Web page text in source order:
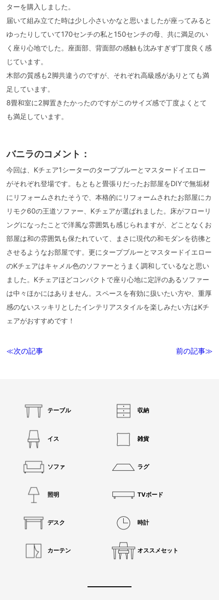
ターを購入しました。
届いて組み立てた時は少し小さいかなと思いましたが座ってみると
ゆったりしていて170センチの私と150センチの母、共に満足のい
く座り心地でした。座面部、背面部の感触も沈みすぎず丁度良く感
じています。
木部の質感も2脚共違うのですが、それぞれ高級感がありとても満
足しています。
8畳和室に2脚置きたかったのですがこのサイズ感で丁度よくとて
も満足しています。
バニラのコメント：
今回は、Kチェア1シーターのタープブルーとマスタードイエロー
がそれぞれ登場です。もともと畳張りだったお部屋をDIYで無垢材
にリフォームされたそうで、本格的にリフォームされたお部屋にカ
リモク60の王道ソファー、Kチェアが選ばれました。床がフローリ
ングになったことで洋風な雰囲気も感じられますが、どことなくお
部屋は和の雰囲気も保たれていて、まさに現代の和モダンを彷彿と
させるようなお部屋です。更にタープブルーとマスタードイエロー
のKチェアはキャメル色のソファーとうまく調和しているなと思い
ました。Kチェアほどコンパクトで座り心地に定評のあるソファー
は中々ほかにはありません。スペースを有効に扱いたい方や、重厚
感のないスッキリとしたインテリアスタイルを楽しみたい方はKチ
ェアがおすすめです！
≪次の記事 前の記事≫
テーブル 収納
イス 雑貨
ソファ ラグ
照明 TVボード
デスク 時計
カーテン オススメセット